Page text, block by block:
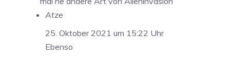
Atze
25. Oktober 2021 um 15:22 Uhr
Ebenso